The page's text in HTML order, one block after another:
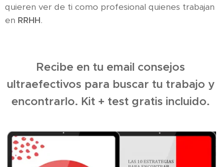
quieren ver de ti como profesional quienes trabajan
en RRHH.
Recibe en tu email consejos
ultraefectivos para buscar tu trabajo y
encontrarlo. Kit + test gratis incluido.